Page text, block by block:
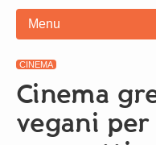
Menu
CINEMA
Cinema
vegani